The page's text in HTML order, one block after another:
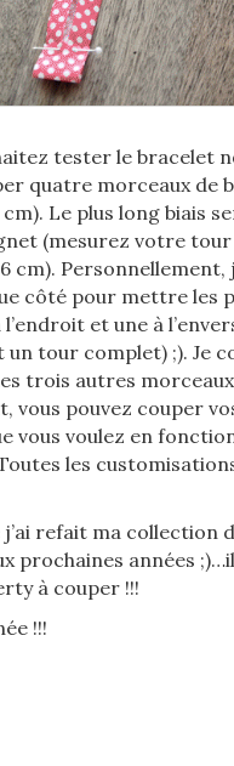
tester le bracelet
quatre morceaux de
Le plus long biais
(mesurez votre
cm). Personnellement,
côté pour mettre les
l’endroit et une à
tour complet) ;). Je
trois autres morceaux
vous pouvez couper
vous voulez en
les
j’ai refait ma collection
prochaines années
à couper !!!
!!!